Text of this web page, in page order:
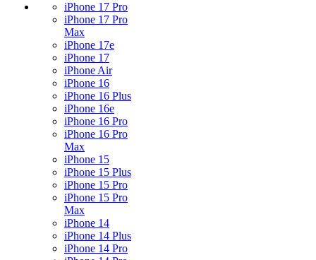
iPhone 17 Pro
iPhone 17 Pro
Max
iPhone 17e
iPhone 17
iPhone Air
iPhone 16
iPhone 16 Plus
iPhone 16e
iPhone 16 Pro
iPhone 16 Pro
Max
iPhone 15
iPhone 15 Plus
iPhone 15 Pro
iPhone 15 Pro
Max
iPhone 14
iPhone 14 Plus
iPhone 14 Pro